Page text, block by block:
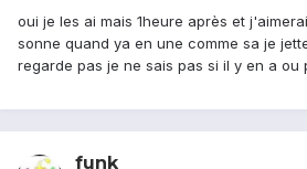
oui je les ai mais 1heure après et
sonne quand ya en une comme sa je
regarde pas je ne sais pas si il y en a ou
funk